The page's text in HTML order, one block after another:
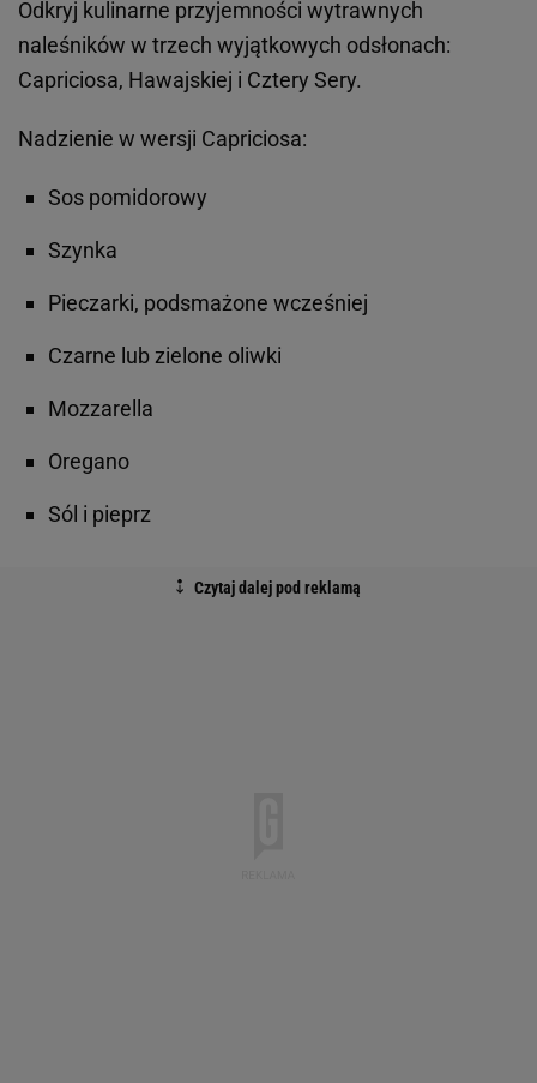
Odkryj kulinarne przyjemności wytrawnych
naleśników w trzech wyjątkowych odsłonach:
Capriciosa, Hawajskiej i Cztery Sery.
Nadzienie w wersji Capriciosa:
Sos pomidorowy
Szynka
Pieczarki, podsmażone wcześniej
Czarne lub zielone oliwki
Mozzarella
Oregano
Sól i pieprz